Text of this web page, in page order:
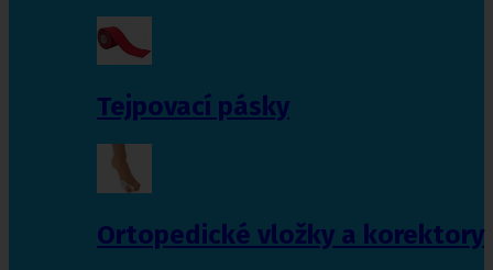
Tejpovací pásky
Ortopedické vložky a korektory